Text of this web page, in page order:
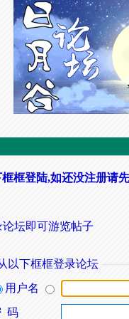
框登陆,如还没注册请
坛即可游览帖子
以下框框登录论坛
用户名
码